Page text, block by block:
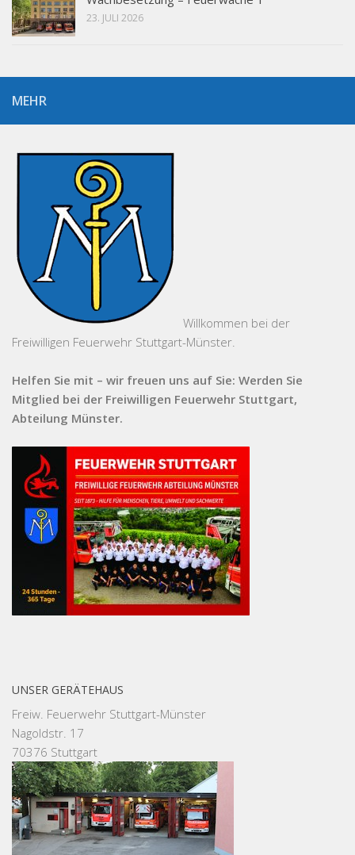
23. JULI 2026
MEHR
Willkommen bei der
Freiwilligen Feuerwehr Stuttgart-Münster.
Helfen Sie mit – wir freuen uns auf Sie: Werden Sie
Mitglied bei der Freiwilligen Feuerwehr Stuttgart,
Abteilung Münster.
UNSER GERÄTEHAUS
Freiw. Feuerwehr Stuttgart-Münster
Nagoldstr. 17
70376 Stuttgart